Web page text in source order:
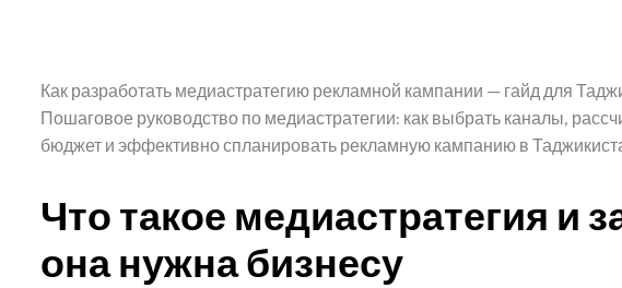
Как разработать медиастратегию рекламной кампании — гайд для
Пошаговое руководство по медиастратегии: как выбрать каналы,
бюджет и эффективно спланировать рекламную кампанию в
Что такое медиастратегия и
она нужна бизнесу